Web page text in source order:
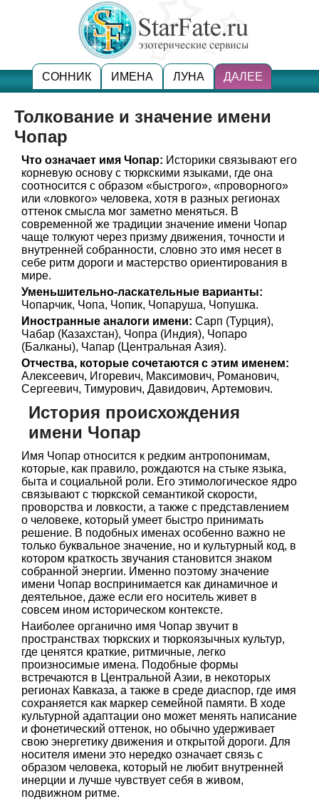
СОННИК ИМЕНА ЛУНА ДАЛЕЕ
Толкование и значение имени
Чопар
Что означает имя Чопар: Историки связывают его
корневую основу с тюркскими языками, где она
соотносится с образом «быстрого», «проворного»
или «ловкого» человека, хотя в разных регионах
оттенок смысла мог заметно меняться. В
современной же традиции значение имени Чопар
чаще толкуют через призму движения, точности и
внутренней собранности, словно это имя несет в
себе ритм дороги и мастерство ориентирования в
мире.
Уменьшительно-ласкательные варианты:
Чопарчик, Чопа, Чопик, Чопаруша, Чопушка.
Иностранные аналоги имени: Сарп (Турция),
Чабар (Казахстан), Чопра (Индия), Чопаро
(Балканы), Чапар (Центральная Азия).
Отчества, которые сочетаются с этим именем:
Алексеевич, Игоревич, Максимович, Романович,
Сергеевич, Тимурович, Давидович, Артемович.
История происхождения
имени Чопар
Имя Чопар относится к редким антропонимам,
которые, как правило, рождаются на стыке языка,
быта и социальной роли. Его этимологическое ядро
связывают с тюркской семантикой скорости,
проворства и ловкости, а также с представлением
о человеке, который умеет быстро принимать
решение. В подобных именах особенно важно не
только буквальное значение, но и культурный код, в
котором краткость звучания становится знаком
собранной энергии. Именно поэтому значение
имени Чопар воспринимается как динамичное и
деятельное, даже если его носитель живет в
совсем ином историческом контексте.
Наиболее органично имя Чопар звучит в
пространствах тюркских и тюркоязычных культур,
где ценятся краткие, ритмичные, легко
произносимые имена. Подобные формы
встречаются в Центральной Азии, в некоторых
регионах Кавказа, а также в среде диаспор, где имя
сохраняется как маркер семейной памяти. В ходе
культурной адаптации оно может менять написание
и фонетический оттенок, но обычно удерживает
свою энергетику движения и открытой дороги. Для
носителя имени это нередко означает связь с
образом человека, который не любит внутренней
инерции и лучше чувствует себя в живом,
подвижном ритме.